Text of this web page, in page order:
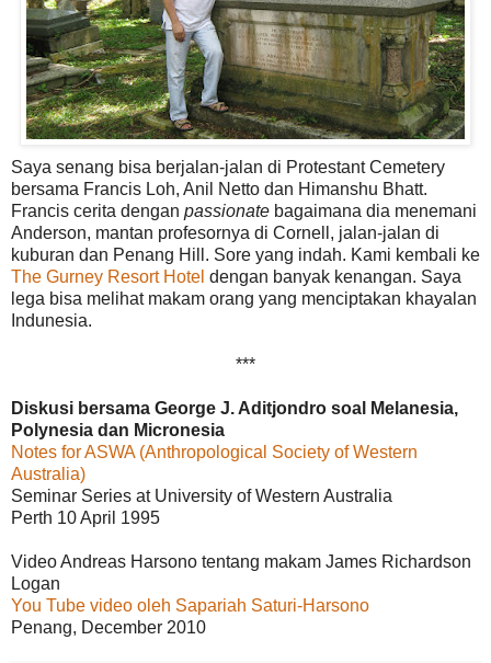
Saya senang bisa berjalan-jalan di Protestant Cemetery
bersama Francis Loh, Anil Netto dan Himanshu Bhatt.
Francis cerita dengan passionate bagaimana dia menemani
Anderson, mantan profesornya di Cornell, jalan-jalan di
kuburan dan Penang Hill. Sore yang indah. Kami kembali ke
The Gurney Resort Hotel dengan banyak kenangan. Saya
lega bisa melihat makam orang yang menciptakan khayalan
Indunesia.
***
Diskusi bersama George J. Aditjondro soal Melanesia,
Polynesia dan Micronesia
Notes for ASWA (Anthropological Society of Western
Australia)
Seminar Series at University of Western Australia
Perth 10 April 1995
Video Andreas Harsono tentang makam James Richardson
Logan
You Tube video oleh Sapariah Saturi-Harsono
Penang, December 2010